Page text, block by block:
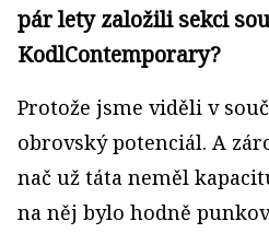
pár lety založili sekci
KodlContemporary?
Protože jsme viděli v
obrovský potenciál. A
nač už táta neměl
na něj bylo hodně